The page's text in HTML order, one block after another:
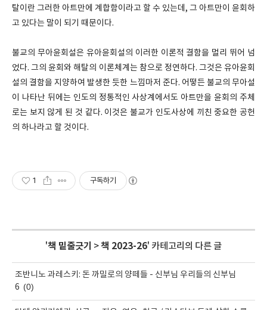
탈이란 그러한 아트만에 계합함이라고 할 수 있는데, 그 아트만이 윤회하
고 있다는 말이 되기 때문이다.
불교의 무아윤회설은 유아윤회설의 이러한 이론적 결함을 멀리 뛰어 넘
었다. 그의 윤회와 해탈의 이론체계는 참으로 정연하다. 그것은 유아윤회
설의 결함을 지양하여 발생한 듯한 느낌마저 준다. 어떻든 불교의 무아설
이 나타난 뒤에는 인도의 정통적인 사상계에서도 아트만을 윤회의 주체
로는 보지 않게 된 것 같다. 이것은 불교가 인도사상에 끼친 중요한 공헌
의 하나라고 할 것이다.
1 구독하기
'책 밑줄긋기 >책 2023-26' 카테고리의 다른 글
조반니노 과레스키: 돈 까밀로의 양떼들 - 신부님 우리들의 신부님
6 (0)